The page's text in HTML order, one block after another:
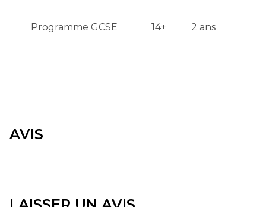
Programme GCSE 14+ 2 ans
AVIS